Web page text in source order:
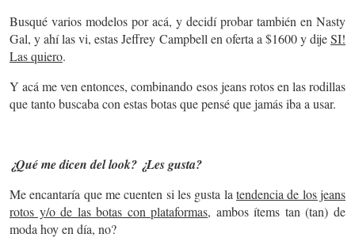
Busqué varios modelos por acá, y decidí probar también en Nasty
Gal, y ahí las vi, estas Jeffrey Campbell en oferta a $1600 y dijeSI!
Las quiero.
Y acá me ven entonces, combinando esos jeans rotos en las rodillas
que tanto buscaba con estas botas que pensé que jamás iba a usar.
¿Qué me dicen del look? ¿Les gusta?
Me encantaría que me cuenten si les gusta la tendencia de los jeans
rotos y/o de las botas con plataformas, ambos ítems tan (tan) de
moda hoy en día, no?